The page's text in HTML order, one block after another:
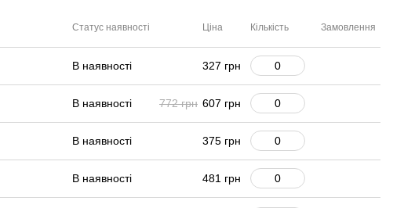
Статус наявності Ціна Кількість Замовлення
В наявності 327 грн
В наявності 772 грн 607 грн
В наявності 375 грн
В наявності 481 грн